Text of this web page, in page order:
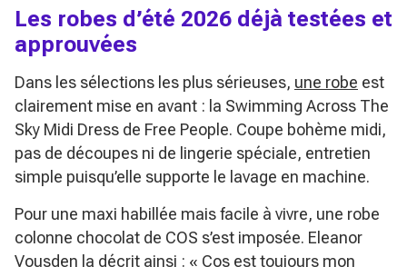
Les robes d’été 2026 déjà testées et
approuvées
Dans les sélections les plus sérieuses, une robe est
clairement mise en avant : la Swimming Across The
Sky Midi Dress de Free People. Coupe bohème midi,
pas de découpes ni de lingerie spéciale, entretien
simple puisqu’elle supporte le lavage en machine.
Pour une maxi habillée mais facile à vivre, une robe
colonne chocolat de COS s’est imposée. Eleanor
Vousden la décrit ainsi : « Cos est toujours mon